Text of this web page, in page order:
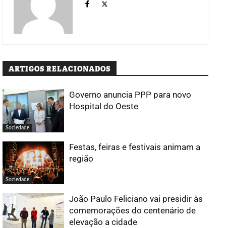
ARTIGOS RELACIONADOS
Sociedade
Governo anuncia PPP para novo
Hospital do Oeste
Sociedade
Festas, feiras e festivais animam a
região
João Paulo Feliciano vai presidir às
comemorações do centenário de
elevação a cidade